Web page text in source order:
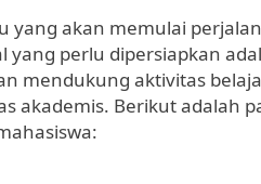
yang akan memulai
yang perlu dipersiapkan
mendukung aktivitas
akademis. Berikut adalah